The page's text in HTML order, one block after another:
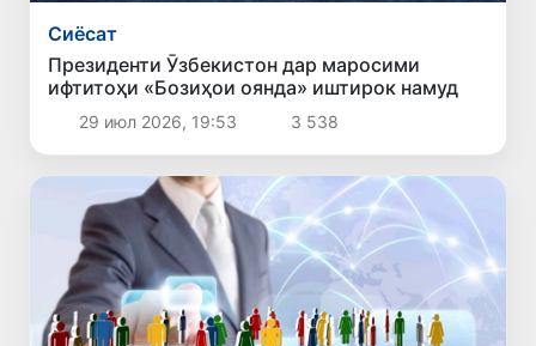
Сиёсат
Президенти Ӯзбекистон дар маросими
ифтитоҳи «Бозиҳои оянда» иштирок намуд
29 июл 2026, 19:53 3 538